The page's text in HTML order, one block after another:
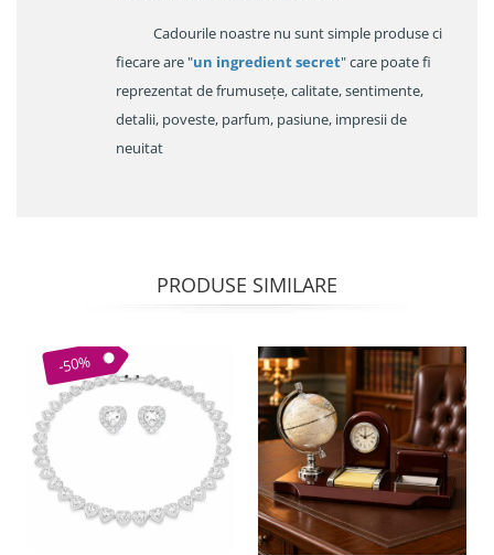
Cadourile noastre nu sunt simple produse ci
fiecare are "un ingredient secret" care poate fi
reprezentat de frumusețe, calitate, sentimente,
detalii, poveste, parfum, pasiune, impresii de
neuitat
PRODUSE SIMILARE
-50%